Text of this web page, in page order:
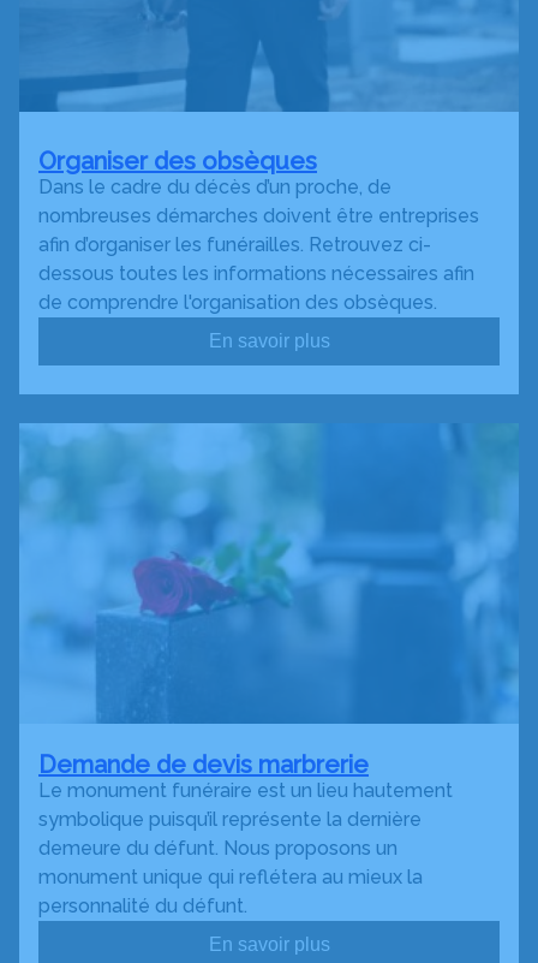
Organiser des obsèques
Dans le cadre du décès d’un proche, de
nombreuses démarches doivent être entreprises
afin d’organiser les funérailles. Retrouvez ci-
dessous toutes les informations nécessaires afin
de comprendre l'organisation des obsèques.
En savoir plus
Demande de devis marbrerie
Le monument funéraire est un lieu hautement
symbolique puisqu’il représente la dernière
demeure du défunt. Nous proposons un
monument unique qui reflétera au mieux la
personnalité du défunt.
En savoir plus